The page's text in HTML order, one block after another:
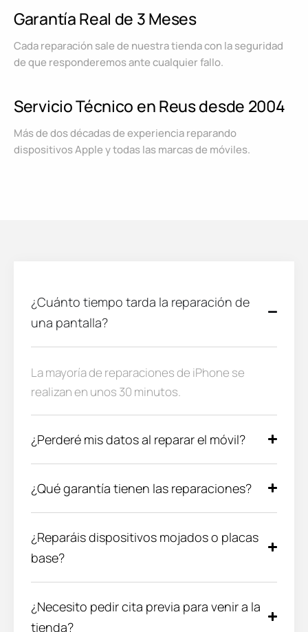
Garantía Real de 3 Meses
Cada reparación sale de nuestra tienda con la seguridad
de que responderemos ante cualquier fallo.
Servicio Técnico en Reus desde 2004
Más de dos décadas de experiencia reparando
dispositivos Apple y todas las marcas de móviles.
¿Cuánto tiempo tarda la reparación de
una pantalla?
La mayoría de reparaciones de iPhone se
realizan en unos 30 minutos.
¿Perderé mis datos al reparar el móvil?
¿Qué garantía tienen las reparaciones?
¿Reparáis dispositivos mojados o placas
base?
¿Necesito pedir cita previa para venir a la
tienda?